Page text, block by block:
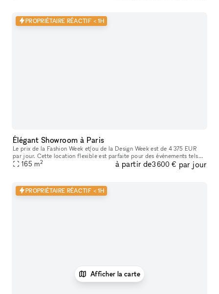
PROPRIÉTAIRE RÉACTIF < 1H
Élégant Showroom à Paris
Le prix de la Fashion Week et/ou de la Design Week est de 4 375 EUR
par jour. Cette location flexible est parfaite pour des événements tels
que des expositions d'art, offrant des services supplémenta
165 m2 à partir de3 600 € par jour
PROPRIÉTAIRE RÉACTIF < 1H
Afficher la carte